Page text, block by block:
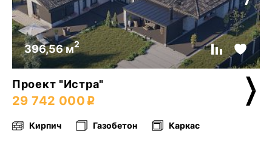
396,56 м2
Проект "Истра"
29 742 000
Кирпич Газобетон Каркас